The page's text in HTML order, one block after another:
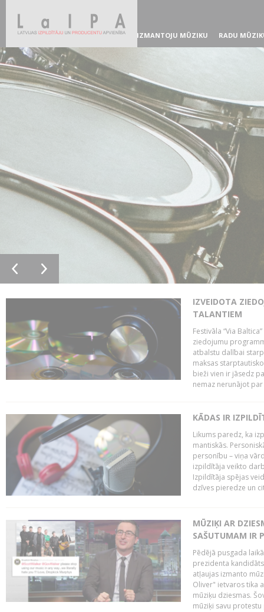
IZMANTOJU MŪZIKU RADU
IZVEIDOTA
TALANTIEM
Festivāla “Via
ziedojumu
atbalstu dalībai
maksas
bieži vien ir jāsedz
nemaz nerunājot
KĀDAS IR
Likums paredz, ka
mantiskās.
personību – viņa
izpildītāja veikto
Izpildītāja spējas
dzīves pieredze un
MŪZIĶI AR
SAŠUTUMAM IR
Pēdējā pusgada
prezidenta
atļaujas izmanto
Oliver" ietvaros tika
mūziķu dziesmas.
mūziķi savu